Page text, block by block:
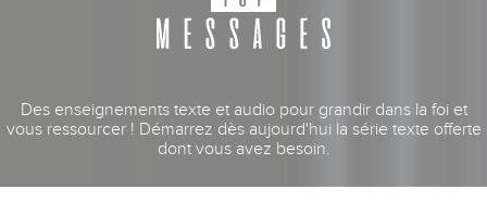
Des enseignements texte et audio pour grandir dans la foi et
vous ressourcer ! Démarrez dès aujourd'hui la série texte offerte
dont vous avez besoin.